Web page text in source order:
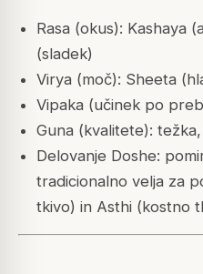
Rasa (okus): Kashaya
(sladek)
Virya (moč): Sheeta
Vipaka (učinek po
Guna (kvalitete):
Delovanje Doshe:
tradicionalno velja za
tkivo) in Asthi (kostno